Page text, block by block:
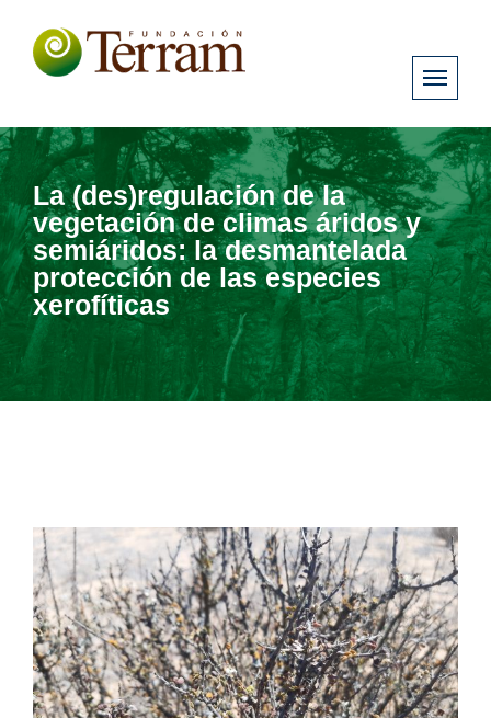
La (des)regulación de la
vegetación de climas áridos y
semiáridos: la desmantelada
protección de las especies
xerofíticas